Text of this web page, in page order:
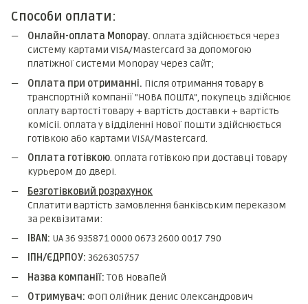
Способи оплати:
Онлайн-оплата Monopay. Оплата здійснюється через
систему картами VISA/Mastercard за допомогою
платіжної системи Monopay через сайт;
Оплата при отриманні. Після отримання товару в
транспортній компанії "НОВА ПОШТА", покупець здійснює
оплату вартості товару + вартість доставки + вартість
комicii. Оплата у відділенні Нової Пошти здійснюється
готівкою або картами VISA/Mastercard.
Оплата готівкою. Оплата готівкою при доставці товару
курьером до двері.
Безготівковий розрахунок
Сплатити вартість замовлення банківським переказом
за реквізитами:
IBAN: UA 36 935871 0000 0673 2600 0017 790
ІПН/ЄДРПОУ: 3626305757
Назва компанії: ТОВ НоваПей
Отримувач: ФОП Олійник Денис Олександрович